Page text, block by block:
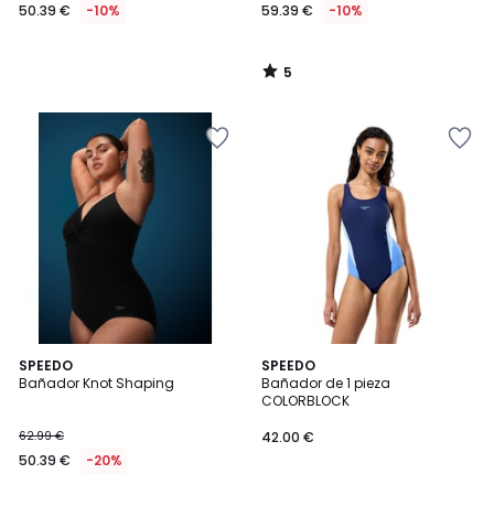
50.39 € -10% 59.39 € -10%
5
/
SPEEDO
Bañador Knot Shaping
62.99 €
50.39 € -20%
SPEEDO
Bañador de 1 pieza
COLORBLOCK
42.00 €